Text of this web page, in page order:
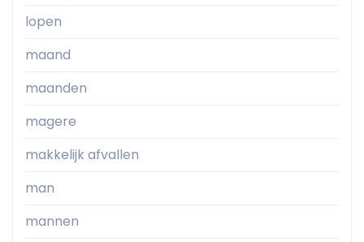
lopen
maand
maanden
magere
makkelijk afvallen
man
mannen